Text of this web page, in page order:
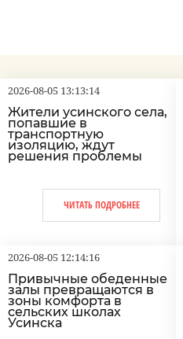
2026-08-05 13:13:14
Жители усинского села,
попавшие в
транспортную
изоляцию, ждут
решения проблемы
ЧИТАТЬ ПОДРОБНЕЕ
2026-08-05 12:14:16
Привычные обеденные
залы превращаются в
зоны комфорта в
сельских школах
Усинска